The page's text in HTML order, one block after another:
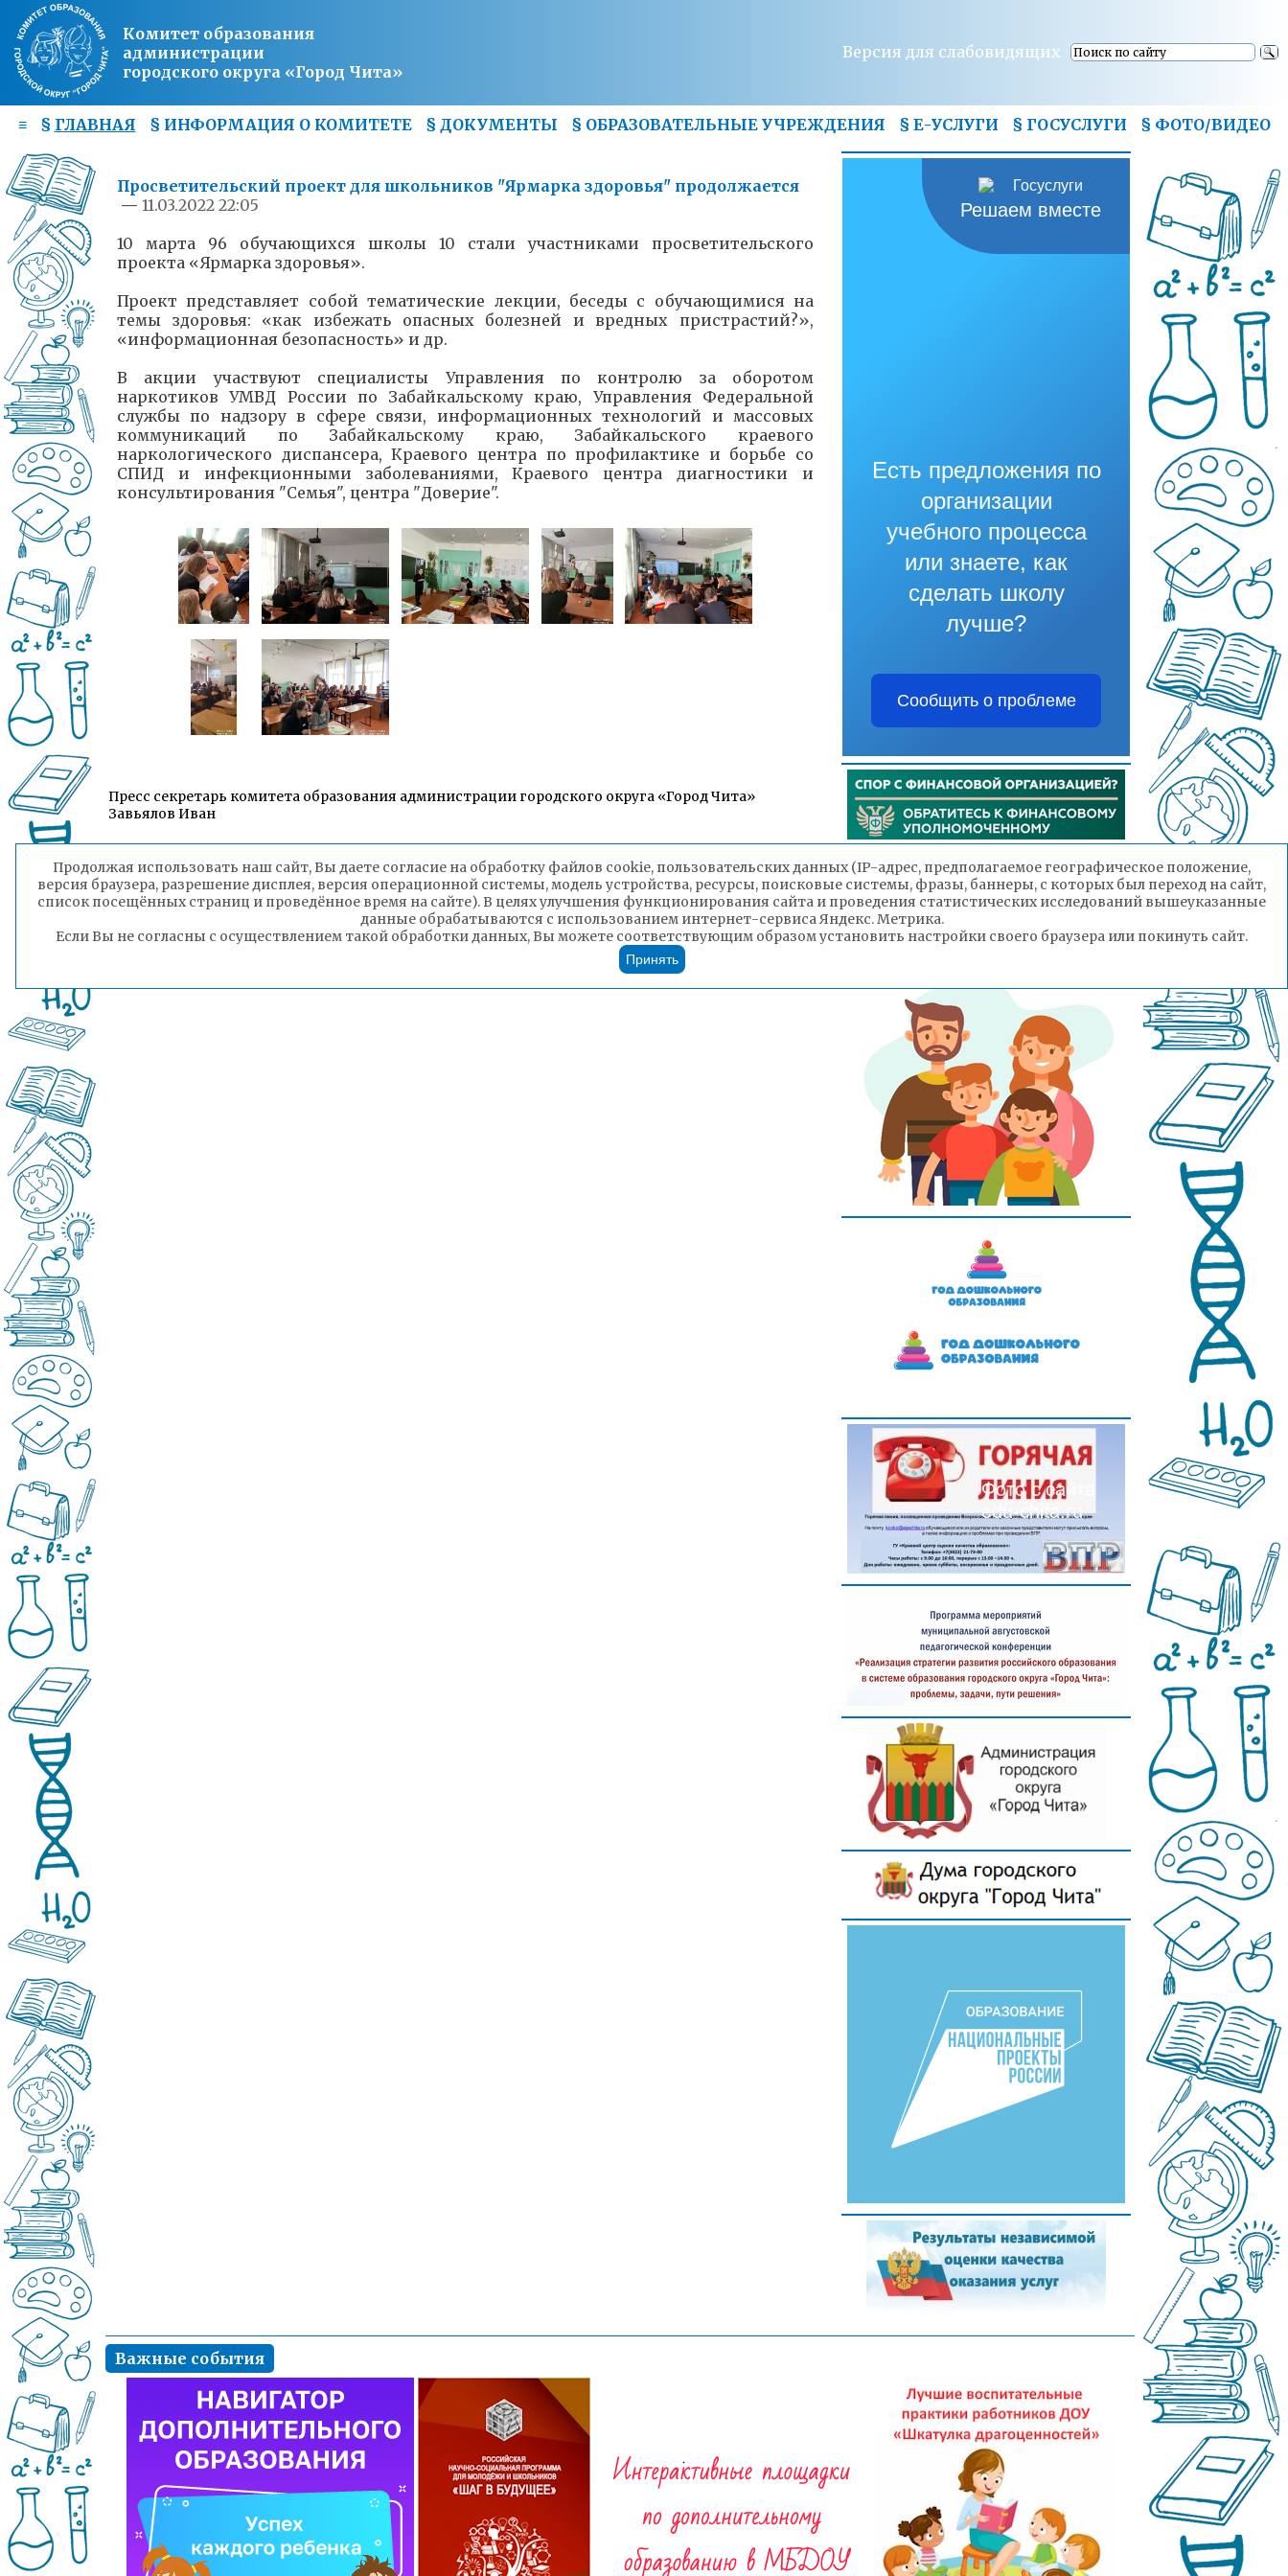
Комитет образования
администрации
городского округа «Город Чита»
Версия для слабовидящих
≡ § ГЛАВНАЯ § ИНФОРМАЦИЯ О КОМИТЕТЕ § ДОКУМЕНТЫ § ОБРАЗОВАТЕЛЬНЫЕ УЧРЕЖДЕНИЯ § Е-УСЛУГИ § ГОСУСЛУГИ § ФОТО/ВИДЕО
Просветительский проект для школьников "Ярмарка здоровья" продолжается
— 11.03.2022 22:05
10 марта 96 обучающихся школы 10 стали участниками просветительского
проекта «Ярмарка здоровья».
Проект представляет собой тематические лекции, беседы с обучающимися на
темы здоровья: «как избежать опасных болезней и вредных пристрастий?»,
«информационная безопасность» и др.
В акции участвуют специалисты Управления по контролю за оборотом
наркотиков УМВД России по Забайкальскому краю, Управления Федеральной
службы по надзору в сфере связи, информационных технологий и массовых
коммуникаций по Забайкальскому краю, Забайкальского краевого
наркологического диспансера, Краевого центра по профилактике и борьбе со
СПИД и инфекционными заболеваниями, Краевого центра диагностики и
консультирования "Семья", центра "Доверие".
Пресс секретарь комитета образования администрации городского округа «Город Чита»
Завьялов Иван
Решаем вместе
Есть предложения по
организации
учебного процесса
или знаете, как
сделать школу
лучше?
Сообщить о проблеме
Важные события
Продолжая использовать наш сайт, Вы даете согласие на обработку файлов cookie, пользовательских данных (IP-адрес, предполагаемое географическое положение,
версия браузера, разрешение дисплея, версия операционной системы, модель устройства, ресурсы, поисковые системы, фразы, баннеры, с которых был переход на сайт,
список посещённых страниц и проведённое время на сайте). В целях улучшения функционирования сайта и проведения статистических исследований вышеуказанные
данные обрабатываются с использованием интернет-сервиса Яндекс. Метрика.
Если Вы не согласны с осуществлением такой обработки данных, Вы можете соответствующим образом установить настройки своего браузера или покинуть сайт.
Принять